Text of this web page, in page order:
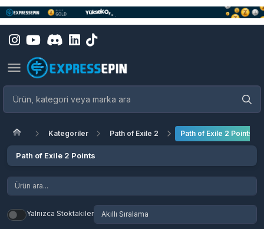
Kategoriler Path of Exile 2 Path of Exile 2 Points
Path of Exile 2 Points
Yalnızca Stoktakiler